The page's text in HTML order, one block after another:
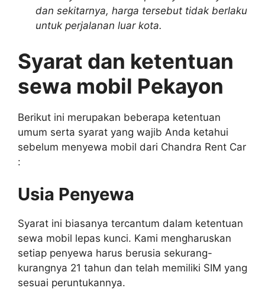
dan sekitarnya, harga tersebut tidak berlaku
untuk perjalanan luar kota.
Syarat dan ketentuan
sewa mobil Pekayon
Berikut ini merupakan beberapa ketentuan
umum serta syarat yang wajib Anda ketahui
sebelum menyewa mobil dari Chandra Rent Car
:
Usia Penyewa
Syarat ini biasanya tercantum dalam ketentuan
sewa mobil lepas kunci. Kami mengharuskan
setiap penyewa harus berusia sekurang-
kurangnya 21 tahun dan telah memiliki SIM yang
sesuai peruntukannya.